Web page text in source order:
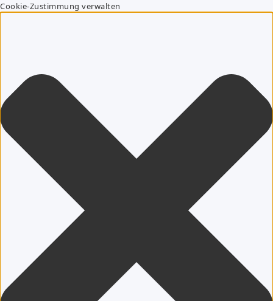
Cookie-Zustimmung verwalten